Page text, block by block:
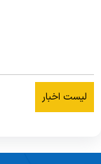
لیست اخبار